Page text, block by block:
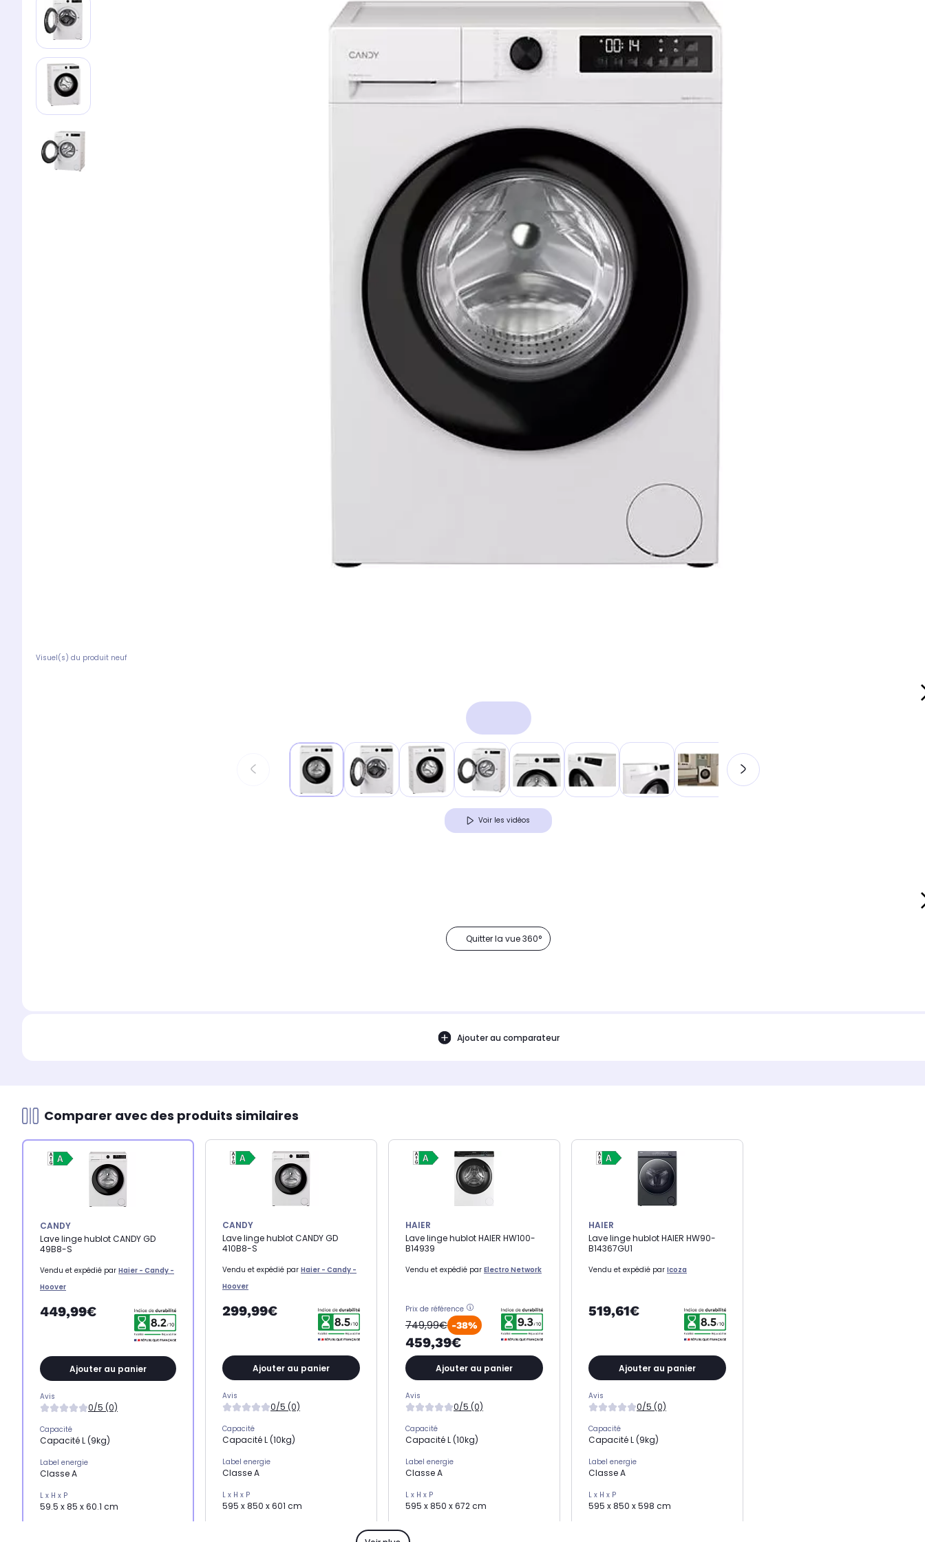
Visuel(s) du produit neuf
Voir les vidéos
Quitter la vue 360°
Ajouter au comparateur
Comparer avec des produits similaires
CANDY
Lave linge hublot CANDY GD
49B8-S
Vendu et expédié par Haier - Candy -
Hoover
449,99€
Ajouter au panier
Avis
0/5 (0)
Capacité
Capacité L (9kg)
Label energie
Classe A
L x H x P
59.5 x 85 x 60.1 cm
CANDY
Lave linge hublot CANDY GD
410B8-S
Vendu et expédié par Haier - Candy -
Hoover
299,99€
Ajouter au panier
Avis
0/5 (0)
Capacité
Capacité L (10kg)
Label energie
Classe A
L x H x P
595 x 850 x 601 cm
HAIER
Lave linge hublot HAIER HW100-
B14939
Vendu et expédié par Electro Network
Prix de référence
749,99€ -38%
459,39€
Ajouter au panier
Avis
0/5 (0)
Capacité
Capacité L (10kg)
Label energie
Classe A
L x H x P
595 x 850 x 672 cm
Essorage élevé (1400 trs)
HAIER
Lave linge hublot HAIER HW90-
B14367GU1
Vendu et expédié par Icoza
519,61€
Ajouter au panier
Avis
0/5 (0)
Capacité
Capacité L (9kg)
Label energie
Classe A
L x H x P
595 x 850 x 598 cm